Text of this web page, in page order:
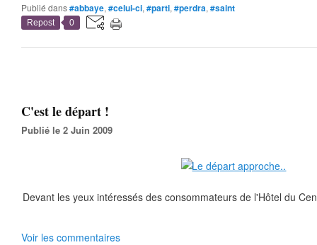
Publié dans#abbaye, #celui-ci, #parti, #perdra, #saint
Repost 0
C'est le départ !
Publié le 2 Juin 2009
Devant les yeux intéressés des consommateurs de l'Hôtel du
Voir les commentaires